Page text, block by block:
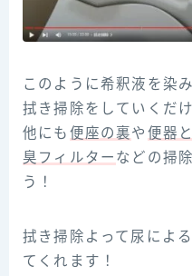
このように希釈液を染
拭き掃除をしていくだ
他にも 便座の裏や 便器
臭フィルター などの掃
う！
拭き掃除よって尿によ
てくれます！